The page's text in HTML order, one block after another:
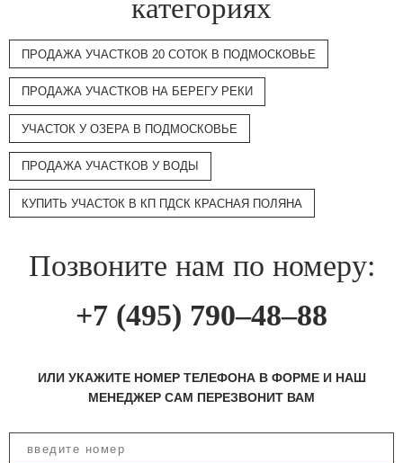
категориях
ПРОДАЖА УЧАСТКОВ 20 СОТОК В ПОДМОСКОВЬЕ
ПРОДАЖА УЧАСТКОВ НА БЕРЕГУ РЕКИ
УЧАСТОК У ОЗЕРА В ПОДМОСКОВЬЕ
ПРОДАЖА УЧАСТКОВ У ВОДЫ
КУПИТЬ УЧАСТОК В КП ПДСК КРАСНАЯ ПОЛЯНА
Позвоните нам по номеру:
+7 (495) 790–48–88
ИЛИ УКАЖИТЕ НОМЕР ТЕЛЕФОНА В ФОРМЕ И НАШ
МЕНЕДЖЕР САМ ПЕРЕЗВОНИТ ВАМ